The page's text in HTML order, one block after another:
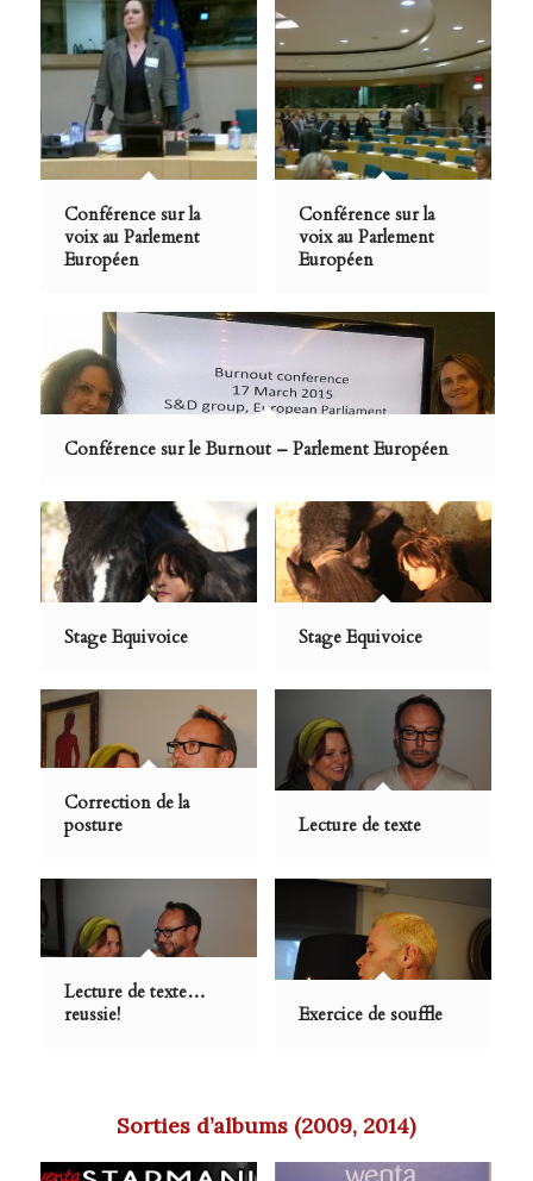
Conférence sur la
voix au Parlement
Européen
Conférence sur la
voix au Parlement
Européen
Conférence sur le Burnout – Parlement Européen
Stage Equivoice Stage Equivoice
Correction de la
posture
Lecture de texte
Lecture de texte…
reussie!
Exercice de souffle
Sorties d’albums (2009, 2014)